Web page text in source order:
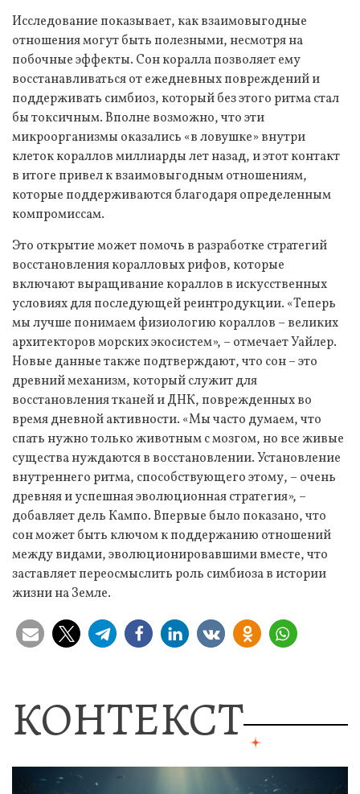
Исследование показывает, как взаимовыгодные
отношения могут быть полезными, несмотря на
побочные эффекты. Сон коралла позволяет ему
восстанавливаться от ежедневных повреждений и
поддерживать симбиоз, который без этого ритма стал
бы токсичным. Вполне возможно, что эти
микроорганизмы оказались «в ловушке» внутри
клеток кораллов миллиарды лет назад, и этот контакт
в итоге привел к взаимовыгодным отношениям,
которые поддерживаются благодаря определенным
компромиссам.
Это открытие может помочь в разработке стратегий
восстановления коралловых рифов, которые
включают выращивание кораллов в искусственных
условиях для последующей реинтродукции. «Теперь
мы лучше понимаем физиологию кораллов – великих
архитекторов морских экосистем», – отмечает Уайлер.
Новые данные также подтверждают, что сон – это
древний механизм, который служит для
восстановления тканей и ДНК, поврежденных во
время дневной активности. «Мы часто думаем, что
спать нужно только животным с мозгом, но все живые
существа нуждаются в восстановлении. Установление
внутреннего ритма, способствующего этому, – очень
древняя и успешная эволюционная стратегия», –
добавляет дель Кампо. Впервые было показано, что
сон может быть ключом к поддержанию отношений
между видами, эволюционировавшими вместе, что
заставляет переосмыслить роль симбиоза в истории
жизни на Земле.
КОНТЕКСТ